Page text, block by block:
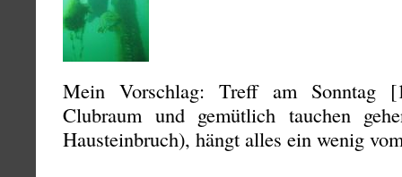
Mein Vorschlag: Treff am Sonntag
Clubraum und gemütlich tauchen
Hausteinbruch), hängt alles ein wenig